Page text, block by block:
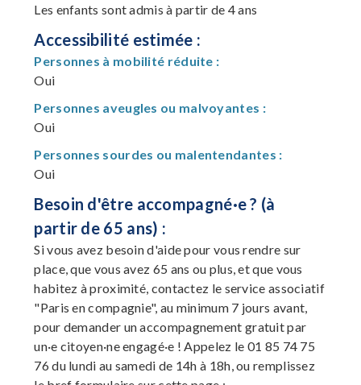
Les enfants sont admis à partir de 4 ans
Accessibilité estimée :
Personnes à mobilité réduite :
Oui
Personnes aveugles ou malvoyantes :
Oui
Personnes sourdes ou malentendantes :
Oui
Besoin d'être accompagné·e ? (à
partir de 65 ans) :
Si vous avez besoin d'aide pour vous rendre sur
place, que vous avez 65 ans ou plus, et que vous
habitez à proximité, contactez le service associatif
"Paris en compagnie", au minimum 7 jours avant,
pour demander un accompagnement gratuit par
un·e citoyen·ne engagé·e ! Appelez le 01 85 74 75
76 du lundi au samedi de 14h à 18h, ou remplissez